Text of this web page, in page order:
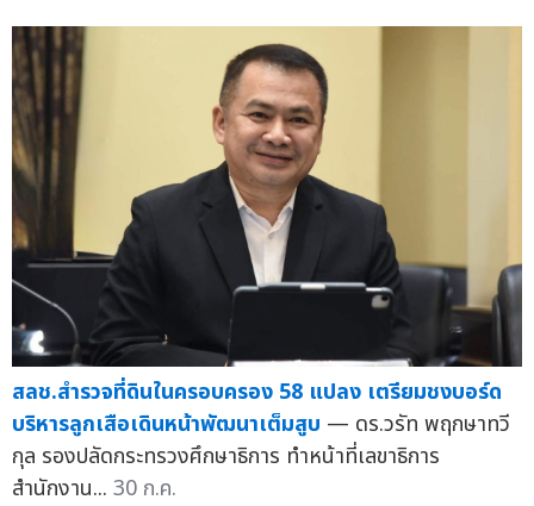
สลช.สำรวจที่ดินในครอบครอง 58 แปลง เตรียมชงบอร์ด
บริหารลูกเสือเดินหน้าพัฒนาเต็มสูบ — ดร.วรัท พฤกษาทวี
กุล รองปลัดกระทรวงศึกษาธิการ ทำหน้าที่เลขาธิการ
สำนักงาน... 30 ก.ค.